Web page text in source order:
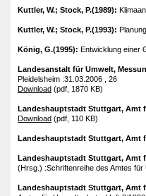
Kuttler, W.; Stock, P.(1989):
Kuttler, W.; Stock, P.(1993):
König, G.(1995): Entwicklung einer
Landesanstalt für Umwelt,
Pleidelsheim :31.03.2006 , 26
Download (pdf, 1870 KB)
Landeshauptstadt Stuttgart, Amt
Download (pdf, 110 KB)
Landeshauptstadt Stuttgart, Amt
Landeshauptstadt Stuttgart, Amt
(Hrsg.) :Schriftenreihe des Amtes für
Landeshauptstadt Stuttgart, Amt